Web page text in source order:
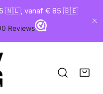
🇳🇱, vanaf € 85 🇧🇪